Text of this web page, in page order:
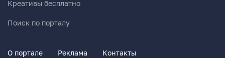
Креативы бесплатно
Поиск по порталу
О портале Реклама Контакты